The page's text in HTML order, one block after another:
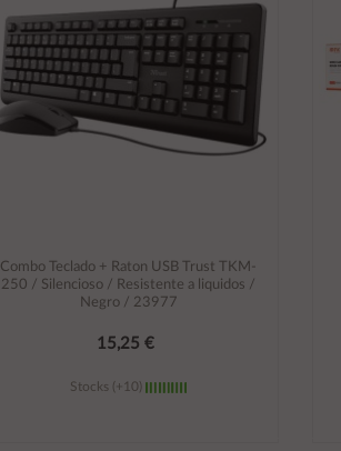
Combo Teclado + Raton USB Trust TKM-
250 / Silencioso / Resistente a liquidos /
Negro / 23977
15,25 €
Stocks (+10)